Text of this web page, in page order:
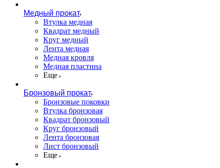
Медный прокат
Втулка медная
Квадрат медный
Круг медный
Лента медная
Медная кровля
Медная пластина
Еще
Бронзовый прокат
Бронзовые поковки
Втулка бронзовая
Квадрат бронзовый
Круг бронзовый
Лента бронзовая
Лист бронзовый
Еще